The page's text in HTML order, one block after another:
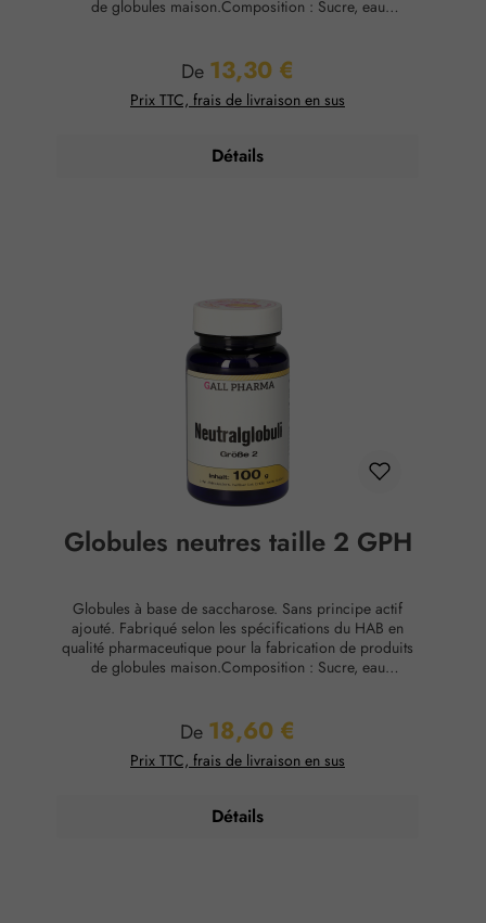
de globules maison.Composition : Sucre, eau
Prix régulier :
De 13,30 €
Prix TTC, frais de livraison en sus
Détails
Globules neutres taille 2 GPH
Globules à base de saccharose. Sans principe actif
ajouté. Fabriqué selon les spécifications du HAB en
qualité pharmaceutique pour la fabrication de produits
de globules maison.Composition : Sucre, eau
Prix régulier :
De 18,60 €
Prix TTC, frais de livraison en sus
Détails